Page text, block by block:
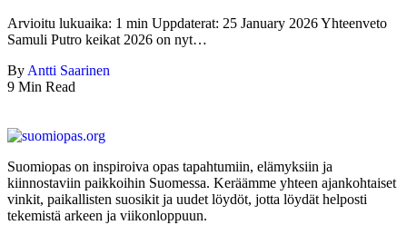
Arvioitu lukuaika: 1 min Uppdaterat: 25 January 2026 Yhteenveto
Samuli Putro keikat 2026 on nyt…
By Antti Saarinen
9 Min Read
Suomiopas on inspiroiva opas tapahtumiin, elämyksiin ja
kiinnostaviin paikkoihin Suomessa. Keräämme yhteen ajankohtaiset
vinkit, paikallisten suosikit ja uudet löydöt, jotta löydät helposti
tekemistä arkeen ja viikonloppuun.